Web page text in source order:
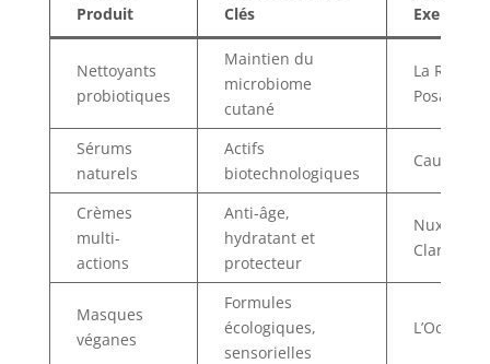
Produit
Clés
Nettoyants
probiotiques
Maintien du
microbiome
cutané
La Roche-
Posay
Sérums
naturels
Actifs
biotechnologiques
Caudalie
Crèmes
multi-
actions
Anti-âge,
hydratant et
protecteur
Nuxe,
Clarins
Masques
véganes
Formules
écologiques,
sensorielles
L’Occitane